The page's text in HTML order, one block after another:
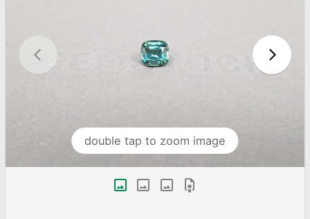
double tap to zoom image